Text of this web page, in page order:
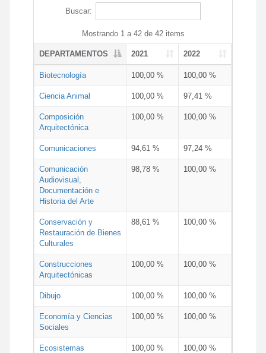
Buscar:
Mostrando 1 a 42 de 42 items
DEPARTAMENTOS 2021 2022
Biotecnología 100,00 % 100,00 %
Ciencia Animal 100,00 % 97,41 %
Composición
Arquitectónica
100,00 % 100,00 %
Comunicaciones 94,61 % 97,24 %
Comunicación
Audiovisual,
Documentación e
Historia del Arte
98,78 % 100,00 %
Conservación y
Restauración de Bienes
Culturales
88,61 % 100,00 %
Construcciones
Arquitectónicas
100,00 % 100,00 %
Dibujo 100,00 % 100,00 %
Economía y Ciencias
Sociales
100,00 % 100,00 %
Ecosistemas
100,00 % 100,00 %